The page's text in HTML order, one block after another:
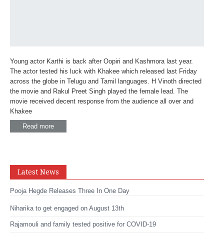
Young actor Karthi is back after Oopiri and Kashmora last year.
The actor tested his luck with Khakee which released last Friday
across the globe in Telugu and Tamil languages. H Vinoth directed
the movie and Rakul Preet Singh played the female lead. The
movie received decent response from the audience all over and
Khakee
Read more
Latest News
Pooja Hegde Releases Three In One Day
Niharika to get engaged on August 13th
Rajamouli and family tested positive for COVID-19